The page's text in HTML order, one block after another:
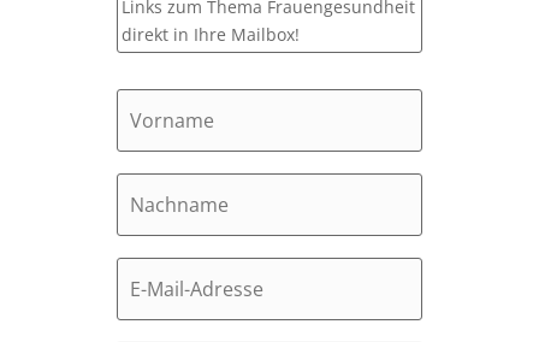
Links zum Thema Frauengesundheit
direkt in Ihre Mailbox!